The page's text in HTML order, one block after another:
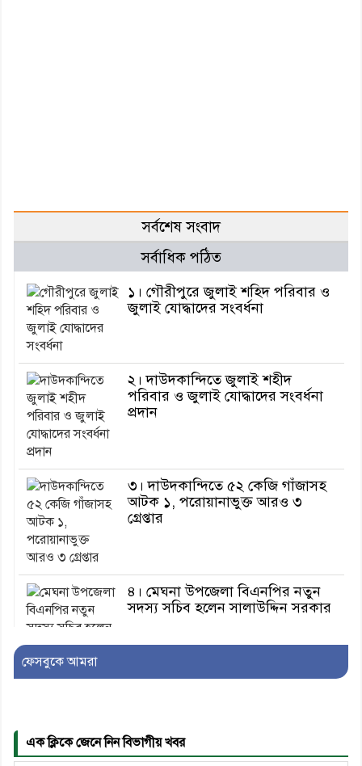
সর্বশেষ সংবাদ
সর্বাধিক পঠিত
১। গৌরীপুরে জুলাই শহিদ পরিবার ও
জুলাই যোদ্ধাদের সংবর্ধনা
২। দাউদকান্দিতে জুলাই শহীদ
পরিবার ও জুলাই যোদ্ধাদের সংবর্ধনা
প্রদান
৩। দাউদকান্দিতে ৫২ কেজি গাঁজাসহ
আটক ১, পরোয়ানাভুক্ত আরও ৩
গ্রেপ্তার
৪। মেঘনা উপজেলা বিএনপির নতুন
সদস্য সচিব হলেন সালাউদ্দিন সরকার
৫। জেলা পুলিশ সুপার থেকে সম্মাননা
ফেসবুকে আমরা
এক ক্লিকে জেনে নিন বিভাগীয় খবর